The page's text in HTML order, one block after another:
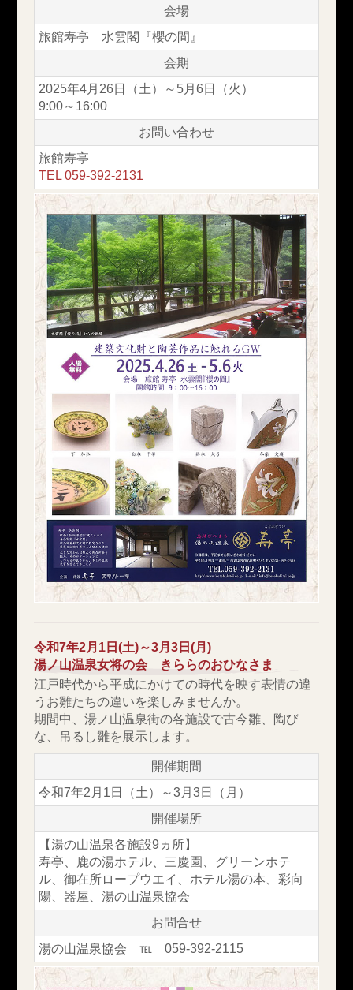
会場
旅館寿亭 水雲閣『櫻の間』
会期
2025年4月26日（土）～5月6日（火）
9:00～16:00
お問い合わせ
旅館寿亭
TEL 059-392-2131
令和7年2月1日(土)～3月3日(月)
湯ノ山温泉女将の会 きららのおひなさま
江戸時代から平成にかけての時代を映す表情の違
うお雛たちの違いを楽しみませんか。
期間中、湯ノ山温泉街の各施設で古今雛、陶び
な、吊るし雛を展示します。
開催期間
令和7年2月1日（土）～3月3日（月）
開催場所
【湯の山温泉各施設9ヵ所】
寿亭、鹿の湯ホテル、三慶園、グリーンホテ
ル、御在所ロープウエイ、ホテル湯の本、彩向
陽、器屋、湯の山温泉協会
お問合せ
湯の山温泉協会 ℡ 059-392-2115